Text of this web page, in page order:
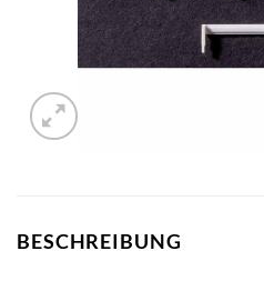
BESCHREIBUNG